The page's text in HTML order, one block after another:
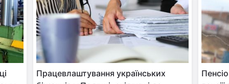
Працевлаштування українських